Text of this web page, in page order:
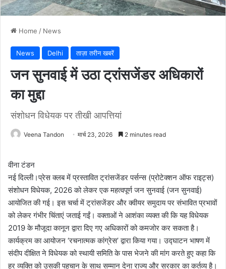
Home / News
News Delhi ताज़ा तरीन खबरें
जन सुनवाई में उठा ट्रांसजेंडर अधिकारों
का मुद्दा
संशोधन विधेयक पर तीखी आपत्तियां
Veena Tandon मार्च 23, 2026 2 minutes read
वीना टंडन
नई दिल्ली।प्रेस क्लब में प्रस्तावित ट्रांसजेंडर पर्सन्स (प्रोटेक्शन ऑफ राइट्स)
संशोधन विधेयक, 2026 को लेकर एक महत्वपूर्ण जन सुनवाई (जन सुनवाई)
आयोजित की गई। इस चर्चा में ट्रांसजेंडर और क्वीयर समुदाय पर संभावित प्रभावों
को लेकर गंभीर चिंताएं जताई गईं। वक्ताओं ने आशंका व्यक्त की कि यह विधेयक
2019 के मौजूदा कानून द्वारा दिए गए अधिकारों को कमजोर कर सकता है।
कार्यक्रम का आयोजन ‘रचनात्मक कांग्रेस’ द्वारा किया गया। उद्घाटन भाषण में
संदीप दीक्षित ने विधेयक को स्थायी समिति के पास भेजने की मांग करते हुए कहा कि
हर व्यक्ति को उसकी पहचान के साथ सम्मान देना राज्य और सरकार का कर्तव्य है।